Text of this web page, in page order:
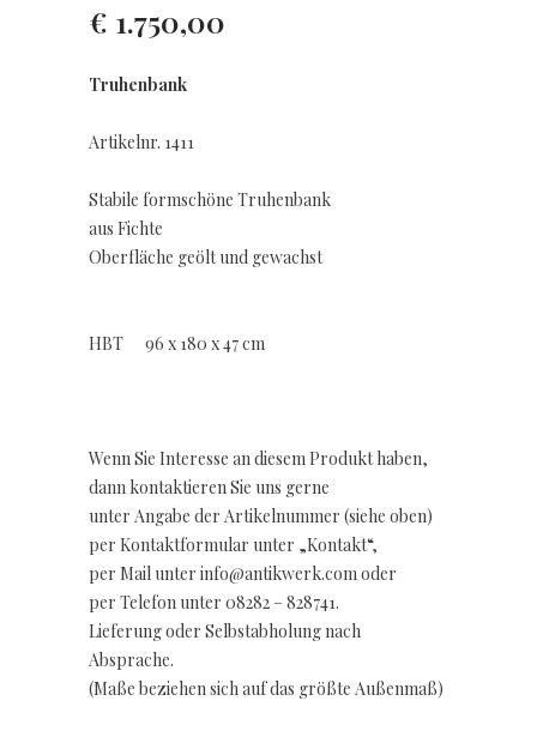
€ 1.750,00
Truhenbank
Artikelnr. 1411
Stabile formschöne Truhenbank
aus Fichte
Oberfläche geölt und gewachst
HBT 96 x 180 x 47 cm
Wenn Sie Interesse an diesem Produkt haben,
dann kontaktieren Sie uns gerne
unter Angabe der Artikelnummer (siehe oben)
per Kontaktformular unter „Kontakt“,
per Mail unter info@antikwerk.com oder
per Telefon unter 08282 – 828741.
Lieferung oder Selbstabholung nach
Absprache.
(Maße beziehen sich auf das größte Außenmaß)